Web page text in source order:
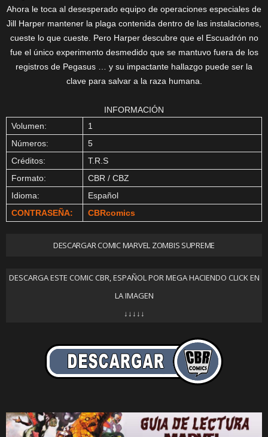
Ahora le toca al desesperado equipo de operaciones especiales de
Jill Harper mantener la plaga contenida dentro de las instalaciones,
cueste lo que cueste. Pero Harper descubre que el Escuadrón no
fue el único experimento desmedido que se mantuvo fuera de los
registros de Pegasus … y su impactante hallazgo puede ser la
clave para salvar a la raza humana.
INFORMACIÓN
Volumen:
1
Números:
5
Créditos:
T.R.S
Formato:
CBR / CBZ
Idioma:
Español
CONTRASEÑA:
CBRcomics
DESCARGAR COMIC MARVEL ZOMBIS SUPREME
DESCARGA ESTE COMIC CBR, ESPAÑOL POR MEGA HACIENDO CLICK EN
LA IMAGEN
↓↓↓↓↓